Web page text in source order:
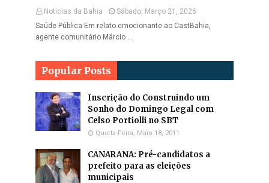
Noticias da Bahia
Sábado, Março 21, 2026
Saúde Pública Em relato emocionante ao CastBahia,
agente comunitário Márcio …
Popular Posts
Inscrição do Construindo um
Sonho do Domingo Legal com
Celso Portiolli no SBT
Quarta-Feira, Maio 18, 2011
CANARANA: Pré-candidatos a
prefeito para as eleições
municipais